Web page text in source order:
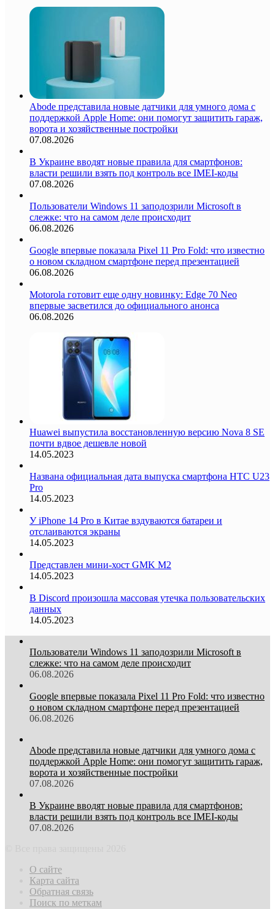
Abode представила новые датчики для умного дома с
поддержкой Apple Home: они помогут защитить гараж,
ворота и хозяйственные постройки
07.08.2026
В Украине вводят новые правила для смартфонов:
власти решили взять под контроль все IMEI-коды
07.08.2026
Пользователи Windows 11 заподозрили Microsoft в
слежке: что на самом деле происходит
06.08.2026
Google впервые показала Pixel 11 Pro Fold: что известно
о новом складном смартфоне перед презентацией
06.08.2026
Motorola готовит еще одну новинку: Edge 70 Neo
впервые засветился до официального анонса
06.08.2026
Huawei выпустила восстановленную версию Nova 8 SE
почти вдвое дешевле новой
14.05.2023
Названа официальная дата выпуска смартфона HTC U23
Pro
14.05.2023
У iPhone 14 Pro в Китае вздуваются батареи и
отслаиваются экраны
14.05.2023
Представлен мини-хост GMK M2
14.05.2023
В Discord произошла массовая утечка пользовательских
данных
14.05.2023
Пользователи Windows 11 заподозрили Microsoft в
слежке: что на самом деле происходит
06.08.2026
Google впервые показала Pixel 11 Pro Fold: что известно
о новом складном смартфоне перед презентацией
06.08.2026
Abode представила новые датчики для умного дома с
поддержкой Apple Home: они помогут защитить гараж,
ворота и хозяйственные постройки
07.08.2026
В Украине вводят новые правила для смартфонов:
власти решили взять под контроль все IMEI-коды
07.08.2026
О сайте
Карта сайта
Обратная связь
Поиск по меткам